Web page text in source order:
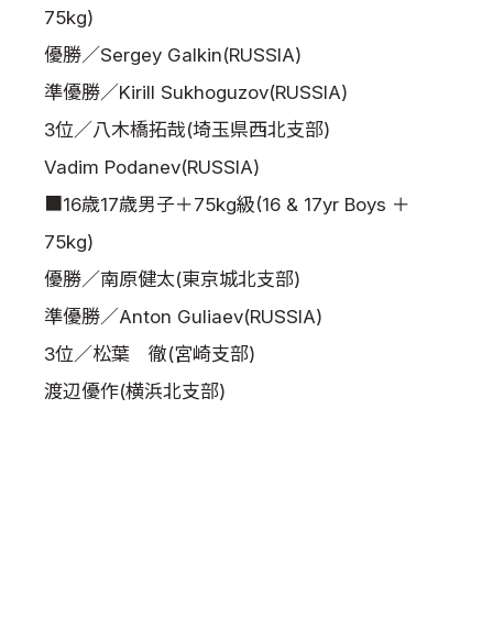
75kg)
優勝／Sergey Galkin(RUSSIA)
準優勝／Kirill Sukhoguzov(RUSSIA)
3位／八木橋拓哉(埼玉県西北支部)
Vadim Podanev(RUSSIA)
■16歳17歳男子＋75kg級(16 & 17yr Boys ＋
75kg)
優勝／南原健太(東京城北支部)
準優勝／Anton Guliaev(RUSSIA)
3位／松葉 徹(宮崎支部)
渡辺優作(横浜北支部)